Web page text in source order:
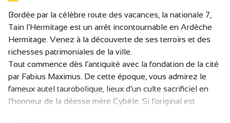
Bordée par la célèbre route des vacances, la nationale 7,
Tain l’Hermitage est un arrêt incontournable en Ardèche
Hermitage. Venez à la découverte de ses terroirs et des
richesses patrimoniales de la ville.
Tout commence dès l’antiquité avec la fondation de la cité
par Fabius Maximus. De cette époque, vous admirez le
fameux autel taurobolique, lieux d’un culte sacrificiel en
l’honneur de la déesse mère Cybèle. Si l’original est